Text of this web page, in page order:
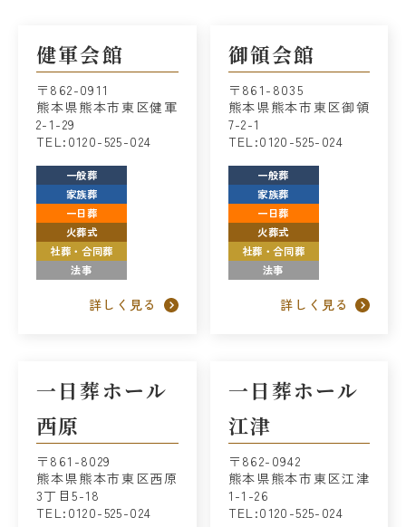
健軍会館
〒862-0911
熊本県熊本市東区健軍
2-1-29
TEL:0120-525-024
一般葬
家族葬
一日葬
火葬式
社葬・合同葬
法事
詳しく見る
御領会館
〒861-8035
熊本県熊本市東区御領
7-2-1
TEL:0120-525-024
一般葬
家族葬
一日葬
火葬式
社葬・合同葬
法事
詳しく見る
一日葬ホール
西原
〒861-8029
熊本県熊本市東区西原
3丁目5-18
TEL:0120-525-024
一日葬ホール
江津
〒862-0942
熊本県熊本市東区江津
1-1-26
TEL:0120-525-024